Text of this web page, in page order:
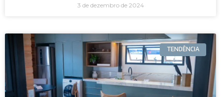
3 de dezembro de 2024
TENDÊNCIA